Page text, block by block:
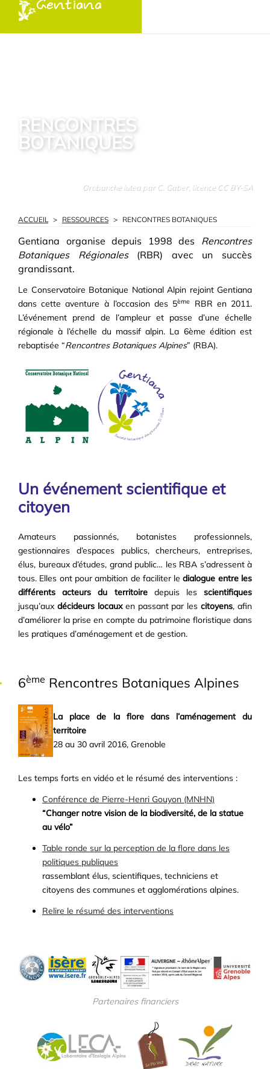
Gentiana
RENCONTRES
BOTANIQUES
Orobanche lutea par C. Gaber, licence CC BY-SA
ACCUEIL > RESSOURCES > RENCONTRES BOTANIQUES
Gentiana organise depuis 1998 des Rencontres
Botaniques Régionales(RBR) avec un succès
grandissant.
Le Conservatoire Botanique National Alpin rejoint Gentiana
dans cette aventure à l’occasion des 5ème
RBR en 2011.
L’événement prend de l’ampleur et passe d’une échelle
régionale à l’échelle du massif alpin. La 6ème édition est
rebaptisée “Rencontres Botaniques Alpines” (RBA).
Un événement scientifique et
citoyen
Amateurs passionnés, botanistes professionnels,
gestionnaires d’espaces publics, chercheurs, entreprises,
élus, bureaux d’études, grand public… les RBA s’adressent à
tous. Elles ont pour ambition de faciliter ledialogue entre les
différents acteurs du territoiredepuis les scientifiques
jusqu’aux décideurs locauxen passant par lescitoyens, afin
d’améliorer la prise en compte du patrimoine floristique dans
les pratiques d’aménagement et de gestion.
6ème Rencontres Botaniques Alpines
La place de la flore dans l’aménagement du
territoire
28 au 30 avril 2016, Grenoble
Les temps forts en vidéo et le résumé des interventions :
Conférence de Pierre-Henri Gouyon (MNHN)
“Changer notre vision de la biodiversité, de la statue
au vélo”
Table ronde sur la perception de la flore dans les
politiques publiques
rassemblant élus, scientifiques, techniciens et
citoyens des communes et agglomérations alpines.
Relire le résumé des interventions
Partenaires financiers